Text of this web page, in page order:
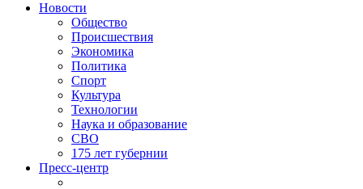
Новости
Общество
Происшествия
Экономика
Политика
Спорт
Культура
Технологии
Наука и образование
СВО
175 лет губернии
Пресс-центр